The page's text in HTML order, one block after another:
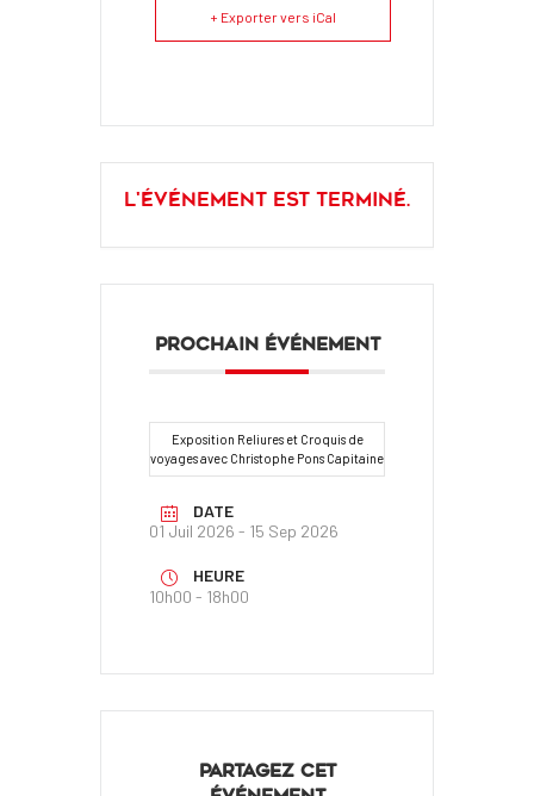
+ Exporter vers iCal
L'événement est terminé.
PROCHAIN ÉVÉNEMENT
Exposition Reliures et Croquis de
voyages avec Christophe Pons Capitaine
DATE
01 Juil 2026 - 15 Sep 2026
HEURE
10h00 - 18h00
PARTAGEZ CET